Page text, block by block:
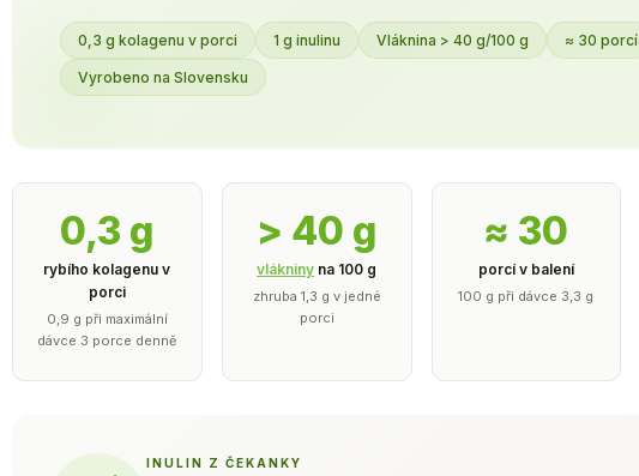
0,3 g kolagenu v porci 1 g inulinu Vláknina > 40 g/100 g ≈ 30 porcí
Vyrobeno na Slovensku
0,3 g
rybího kolagenu v
porci
0,9 g při maximální
dávce 3 porce denně
> 40 g
vlákniny na 100 g
zhruba 1,3 g v jedné
porci
≈ 30
porcí v balení
100 g při dávce 3,3 g
INULIN Z ČEKANKY